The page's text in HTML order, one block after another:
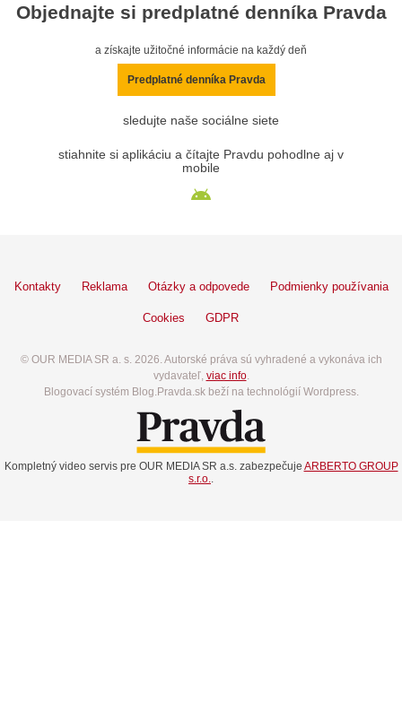
Objednajte si predplatné denníka Pravda
a získajte užitočné informácie na každý deň
Predplatné denníka Pravda
sledujte naše sociálne siete
stiahnite si aplikáciu a čítajte Pravdu pohodlne aj v
mobile
Kontakty Reklama Otázky a odpovede Podmienky používania
Cookies GDPR
© OUR MEDIA SR a. s. 2026. Autorské práva sú vyhradené a vykonáva ich
vydavateľ, viac info.
Blogovací systém Blog.Pravda.sk beží na technológií Wordpress.
Kompletný video servis pre OUR MEDIA SR a.s. zabezpečuje ARBERTO GROUP
s.r.o.